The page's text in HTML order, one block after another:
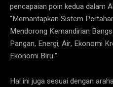
pencapaian poin kedua dalam
“Memantapkan Sistem
Mendorong Kemandirian
Pangan, Energi, Air, Ekonomi
Ekonomi Biru.”
Hal ini juga sesuai dengan